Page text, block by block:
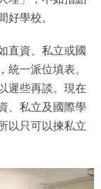
好學校。
直資、私立或國
統一派位填表。
遲些再談。現在
、私立及國際學
以只可以揀私立